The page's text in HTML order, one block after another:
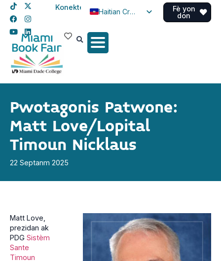
Konekte
Haitian Creole
Spanish
Fè yon
don
Pwotagonis Patwone:
Matt Love/Lopital
Timoun Nicklaus
22 Septanm 2025
Matt Love,
prezidan ak
PDG Sistèm
Sante
Timoun